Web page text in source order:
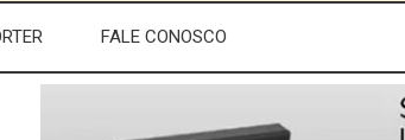
FALE CONOSCO